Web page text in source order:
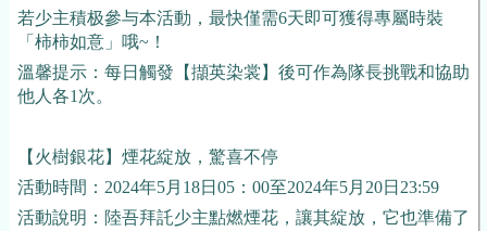
若少主積极參与本活動，最快僅需6天即可獲得專屬時裝
「柿柿如意」哦~！
溫馨提示：每日觸發【擷英染裳】後可作為隊長挑戰和協助
他人各1次。
【火樹銀花】煙花綻放，驚喜不停
活動時間：2024年5月18日05：00至2024年5月20日23:59
活動說明：陸吾拜託少主點燃煙花，讓其綻放，它也準備了